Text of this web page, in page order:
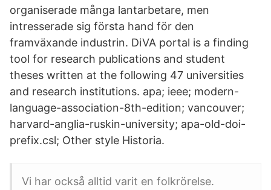
organiserade många lantarbetare, men
intresserade sig första hand för den
framväxande industrin. DiVA portal is a finding
tool for research publications and student
theses written at the following 47 universities
and research institutions. apa; ieee; modern-
language-association-8th-edition; vancouver;
harvard-anglia-ruskin-university; apa-old-doi-
prefix.csl; Other style Historia.
Vi har också alltid varit en folkrörelse.